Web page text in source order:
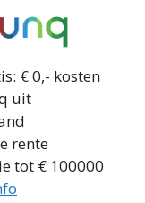
€ 0,- kosten
uit
rente
tot € 100000